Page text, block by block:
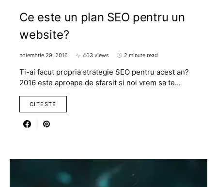
Ce este un plan SEO pentru un
website?
noiembrie 29, 2016 403 views 2 minute read
Ti-ai facut propria strategie SEO pentru acest an?
2016 este aproape de sfarsit si noi vrem sa te…
CITESTE